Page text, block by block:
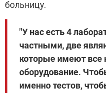
больницу.
"У нас есть 4
частными, две
которые имеют все
оборудование.
именно тестов,